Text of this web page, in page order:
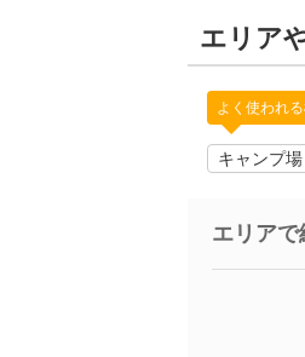
エリア
よく使われ
キャンプ場
エリア